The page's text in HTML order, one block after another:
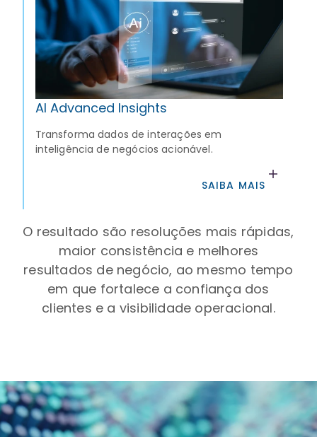
AI Advanced Insights
Transforma dados de interações em
inteligência de negócios acionável.
SAIBA MAIS
O resultado são resoluções mais rápidas,
maior consistência e melhores
resultados de negócio, ao mesmo tempo
em que fortalece a confiança dos
clientes e a visibilidade operacional.